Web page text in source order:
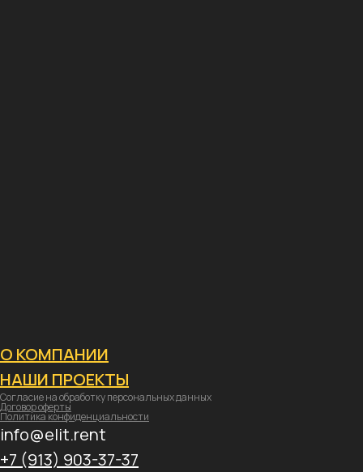
О КОМПАНИИ
НАШИ ПРОЕКТЫ
Согласие на обработку персональных данных
Договор оферты
Политика конфиденциальности
info@elit.rent
+7 (913) 903-37-37